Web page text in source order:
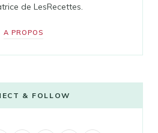
de LesRecettes.
A PROPOS
& FOLLOW